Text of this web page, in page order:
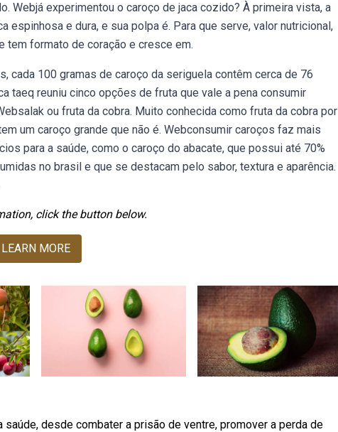
Webjá experimentou o caroço de jaca cozido? À primeira vista, a
espinhosa e dura, e sua polpa é. Para que serve, valor nutricional,
tem formato de coração e cresce em.
cada 100 gramas de caroço da seriguela contêm cerca de 76
taeq reuniu cinco opções de fruta que vale a pena consumir
ou fruta da cobra. Muito conhecida como fruta da cobra por
um caroço grande que não é. Webconsumir caroços faz mais
para a saúde, como o caroço do abacate, que possui até 70%
no brasil e que se destacam pelo sabor, textura e aparência.
click the button below.
LEARN MORE
desde combater a prisão de ventre, promover a perda de